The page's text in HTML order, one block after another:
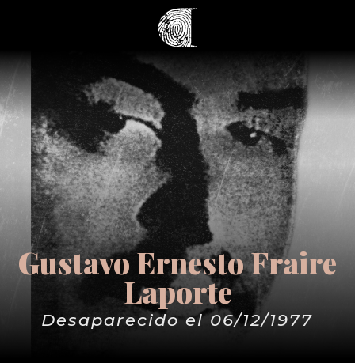
Gustavo Ernesto Fraire
Laporte
Desaparecido el 06/12/1977